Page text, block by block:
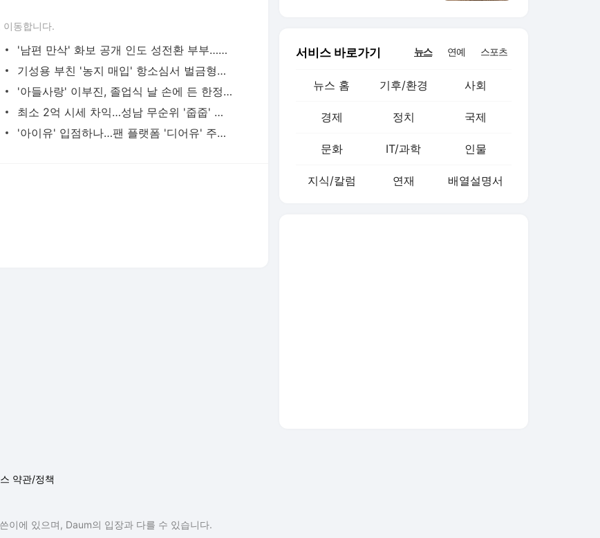
이동합니다.
'남편 만삭' 화보 공개 인도 성전환 부부…출산 소식 전해
기성용 부친 '농지 매입' 항소심서 벌금형으로 감형, 왜
'아들사랑' 이부진, 졸업식 날 손에 든 한정판 스마트폰은
최소 2억 시세 차익…성남 무순위 '줍줍' 경쟁률 1000대 1
'아이유' 입점하나…팬 플랫폼 '디어유' 주가 꿈틀 [특징주]
서비스 바로가기 뉴스 연예 스포츠
뉴스 홈 기후/환경 사회
경제 정치 국제
문화 IT/과학 인물
지식/칼럼 연재 배열설명서